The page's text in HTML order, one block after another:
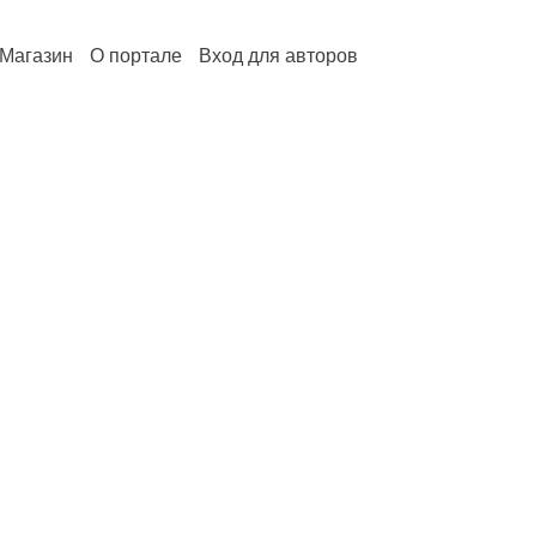
Магазин О портале Вход для авторов